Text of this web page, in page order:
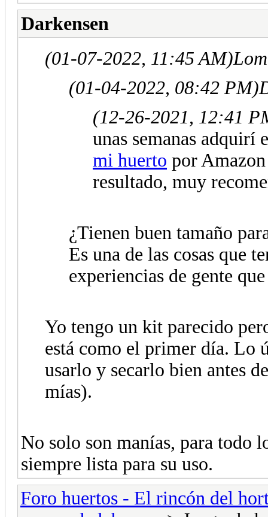
Darkensen
(01-07-2022, 11:45 AM)
(01-04-2022, 08:42 PM)
(12-26-2021, 12:41
unas semanas adquirí
mi huerto por
resultado, muy
¿Tienen buen tamaño
Es una de las cosas que
experiencias de gente
Yo tengo un kit parecido
está como el primer día. Lo
usarlo y secarlo bien antes
mías).
No solo son manías, para todo
siempre lista para su uso.
Foro huertos - El rincón del